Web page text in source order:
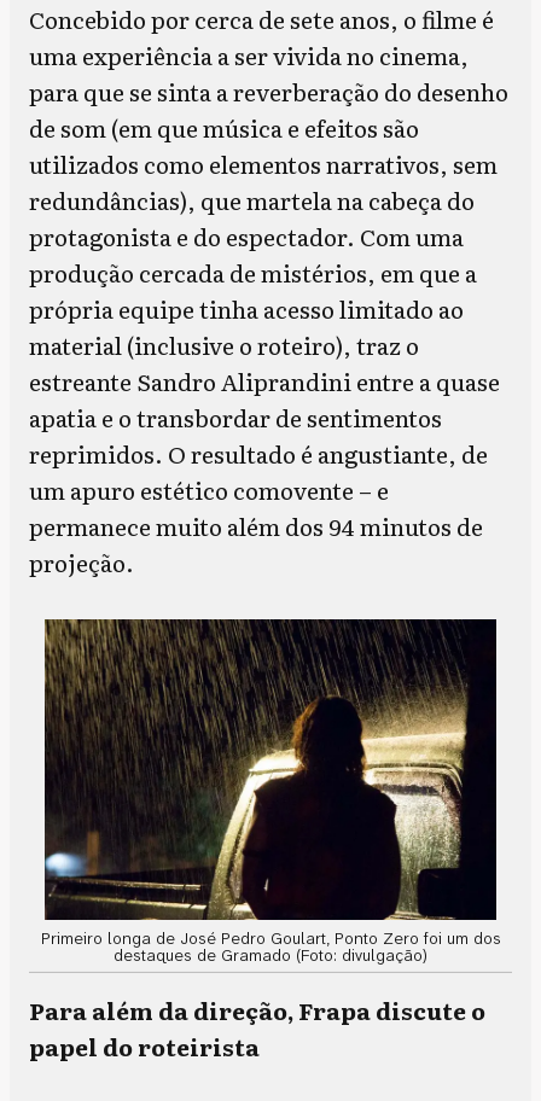
Concebido por cerca de sete anos, o filme é
uma experiência a ser vivida no cinema,
para que se sinta a reverberação do desenho
de som (em que música e efeitos são
utilizados como elementos narrativos, sem
redundâncias), que martela na cabeça do
protagonista e do espectador. Com uma
produção cercada de mistérios, em que a
própria equipe tinha acesso limitado ao
material (inclusive o roteiro), traz o
estreante Sandro Aliprandini entre a quase
apatia e o transbordar de sentimentos
reprimidos. O resultado é angustiante, de
um apuro estético comovente – e
permanece muito além dos 94 minutos de
projeção.
Primeiro longa de José Pedro Goulart, Ponto Zero foi um dos
destaques de Gramado (Foto: divulgação)
Para além da direção, Frapa discute o
papel do roteirista